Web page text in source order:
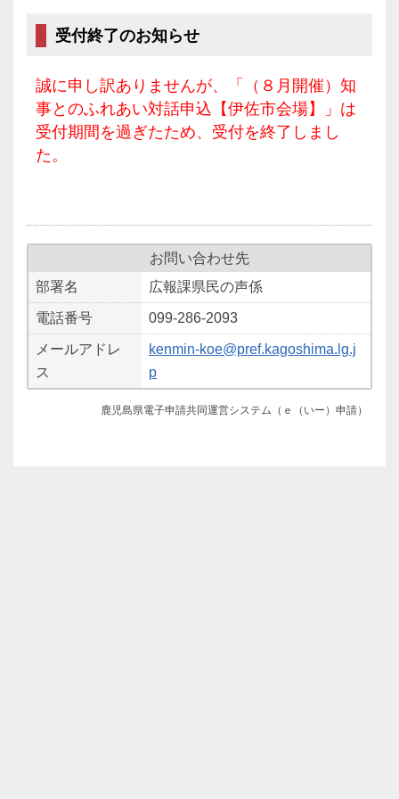
受付終了のお知らせ
誠に申し訳ありませんが、「（８月開催）知
事とのふれあい対話申込【伊佐市会場】」は
受付期間を過ぎたため、受付を終了しまし
た。
お問い合わせ先
部署名
広報課県民の声係
電話番号 099-286-2093
メールアドレ
ス
kenmin-koe@pref.kagoshima.lg.j
p
鹿児島県電子申請共同運営システム（ｅ（いー）申請）